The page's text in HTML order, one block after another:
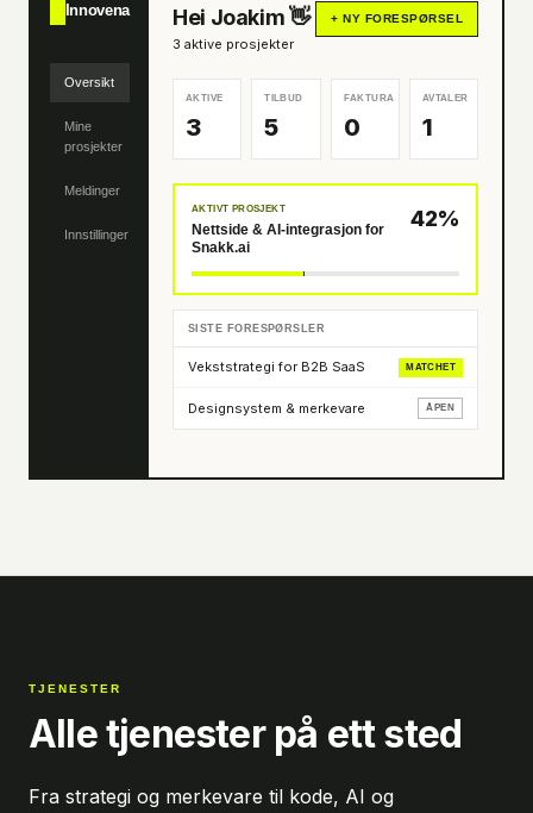
Innovena
Oversikt
Mine
prosjekter
Meldinger
Innstillinger
Hei Joakim 👋
3 aktive prosjekter
+ NY FORESPØRSEL
AKTIVE
3
TILBUD
5
FAKTURA
0
AVTALER
1
AKTIVT PROSJEKT
Nettside & AI-integrasjon for
Snakk.ai
42%
SISTE FORESPØRSLER
Vekststrategi for B2B SaaS MATCHET
Designsystem & merkevare ÅPEN
TJENESTER
Alle tjenester på ett sted
Fra strategi og merkevare til kode, AI og